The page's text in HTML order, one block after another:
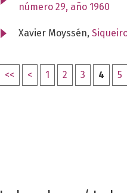
número 29, año 1960
Xavier Moyssén,
<< < 1 2 3 4 5